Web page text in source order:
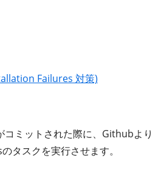
Failures 対策)
ミットされた際に、Githubより
タスクを実行させます。